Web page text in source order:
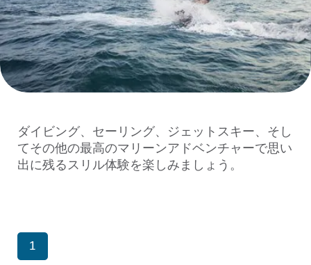
ダイビング、セーリング、ジェットスキー、そし
てその他の最高のマリーンアドベンチャーで思い
出に残るスリル体験を楽しみましょう。
1